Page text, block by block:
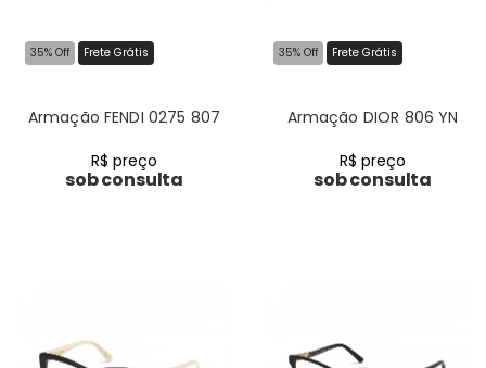
35% Off Frete Grátis
Armação FENDI 0275 807
R$ preço
sob consulta
35% Off Frete Grátis
Armação DIOR 806 YN
R$ preço
sob consulta